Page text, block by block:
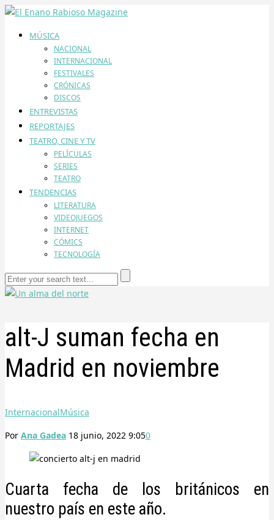
MÚSICA
NACIONAL
INTERNACIONAL
FESTIVALES
CRÓNICAS
DISCOS
ENTREVISTAS
REPORTAJES
TEATRO, CINE Y TV
PELÍCULAS
SERIES
TEATRO
TENDENCIAS
LITERATURA
VIDEOJUEGOS
INTERNET
CÓMICS
TECNOLOGÍA
alt-J suman fecha en
Madrid en noviembre
InternacionalMúsica
Por Ana Gadea 18 junio, 2022 9:050
Cuarta fecha de los británicos en
nuestro país en este año.